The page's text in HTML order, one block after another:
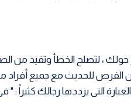
، لتصلح الخطأ وتفيد من
الفرص للحديث مع جميع
التى يرددها رجالك كثيراً :